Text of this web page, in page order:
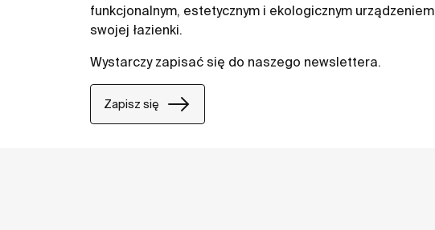
funkcjonalnym, estetycznym i ekologicznym urządzeniem
swojej łazienki.
Wystarczy zapisać się do naszego newslettera.
Zapisz się